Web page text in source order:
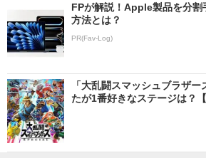
FPが解説！Apple製品を分割
方法とは？
PR(Fav-Log)
「大乱闘スマッシュブラザ
たが1番好きなステージは？